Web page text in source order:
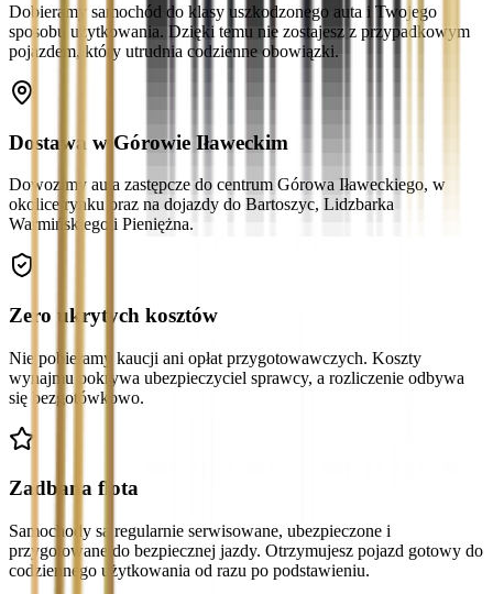
Dobieramy samochód do klasy uszkodzonego auta i Twojego
sposobu użytkowania. Dzięki temu nie zostajesz z przypadkowym
pojazdem, który utrudnia codzienne obowiązki.
Dostawa w Górowie Iławeckim
Dowozimy auta zastępcze do centrum Górowa Iławeckiego, w
okolice rynku oraz na dojazdy do Bartoszyc, Lidzbarka
Warmińskiego i Pieniężna.
Zero ukrytych kosztów
Nie pobieramy kaucji ani opłat przygotowawczych. Koszty
wynajmu pokrywa ubezpieczyciel sprawcy, a rozliczenie odbywa
się bezgotówkowo.
Zadbana flota
Samochody są regularnie serwisowane, ubezpieczone i
przygotowane do bezpiecznej jazdy. Otrzymujesz pojazd gotowy do
codziennego użytkowania od razu po podstawieniu.